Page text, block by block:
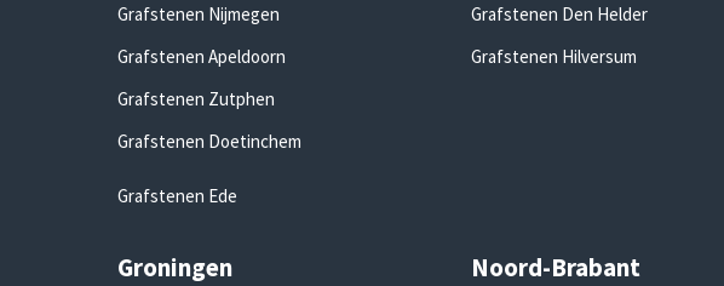
Grafstenen Nijmegen
Grafstenen Apeldoorn
Grafstenen Zutphen
Grafstenen Doetinchem
Grafstenen Ede
Grafstenen Den Helder
Grafstenen Hilversum
Groningen Noord-Brabant